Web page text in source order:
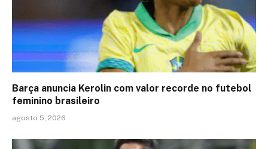
Barça anuncia Kerolin com valor recorde no futebol
feminino brasileiro
agosto 5, 2026